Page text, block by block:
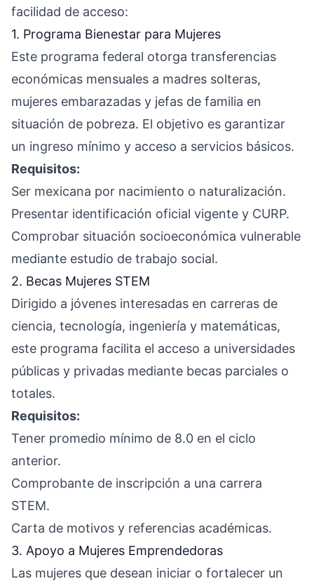
facilidad de acceso:
1. Programa Bienestar para Mujeres
Este programa federal otorga transferencias
económicas mensuales a madres solteras,
mujeres embarazadas y jefas de familia en
situación de pobreza. El objetivo es garantizar
un ingreso mínimo y acceso a servicios básicos.
Requisitos:
Ser mexicana por nacimiento o naturalización.
Presentar identificación oficial vigente y CURP.
Comprobar situación socioeconómica vulnerable
mediante estudio de trabajo social.
2. Becas Mujeres STEM
Dirigido a jóvenes interesadas en carreras de
ciencia, tecnología, ingeniería y matemáticas,
este programa facilita el acceso a universidades
públicas y privadas mediante becas parciales o
totales.
Requisitos:
Tener promedio mínimo de 8.0 en el ciclo
anterior.
Comprobante de inscripción a una carrera
STEM.
Carta de motivos y referencias académicas.
3. Apoyo a Mujeres Emprendedoras
Las mujeres que desean iniciar o fortalecer un